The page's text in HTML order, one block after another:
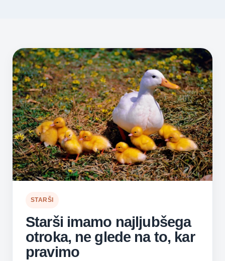
STARŠI
Starši imamo najljubšega
otroka, ne glede na to, kar
pravimo